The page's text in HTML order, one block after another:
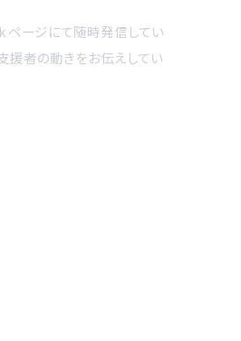
ページにて随時発信してい
援者の動きをお伝えしてい